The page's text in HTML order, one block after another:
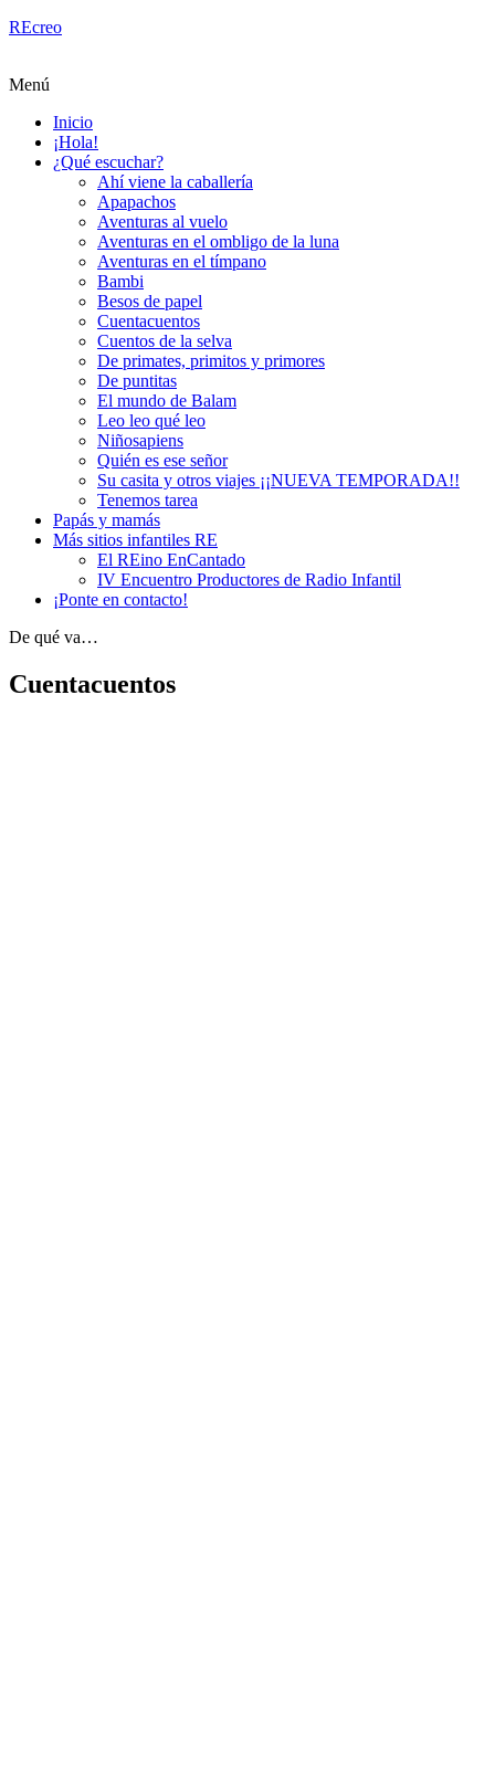
REcreo
Menú
Inicio
¡Hola!
¿Qué escuchar?
Ahí viene la caballería
Apapachos
Aventuras al vuelo
Aventuras en el ombligo de la luna
Aventuras en el tímpano
Bambi
Besos de papel
Cuentacuentos
Cuentos de la selva
De primates, primitos y primores
De puntitas
El mundo de Balam
Leo leo qué leo
Niñosapiens
Quién es ese señor
Su casita y otros viajes ¡¡NUEVA TEMPORADA!!
Tenemos tarea
Papás y mamás
Más sitios infantiles RE
El REino EnCantado
IV Encuentro Productores de Radio Infantil
¡Ponte en contacto!
De qué va…
Cuentacuentos